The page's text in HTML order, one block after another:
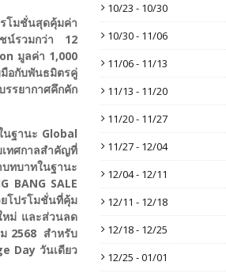
รโมชั่นสุดคุ้มค่า
ชน์รวมกว่า 12
มูลค่า 1,000
อกับพันธมิตรคู่
รรยากาศคึกคัก
านะ Global
ทศกาลสำคัญที่
ทบาทในฐานะ
BANG SALE
โปรโมชั่นที่คุ้ม
หม่ และส่วนลด
2568 สำหรับ
Day วันเดียว
10/23 - 10/30
10/30 - 11/06
11/06 - 11/13
11/13 - 11/20
11/20 - 11/27
11/27 - 12/04
12/04 - 12/11
12/11 - 12/18
12/18 - 12/25
12/25 - 01/01